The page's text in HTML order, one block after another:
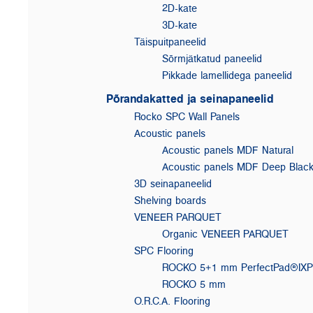
2D-kate
3D-kate
Täispuitpaneelid
Sõrmjätkatud paneelid
Pikkade lamellidega paneelid
Põrandakatted ja seinapaneelid
Rocko SPC Wall Panels
Acoustic panels
Acoustic panels MDF Natural
Acoustic panels MDF Deep Black
3D seinapaneelid
Shelving boards
VENEER PARQUET
Organic VENEER PARQUET
SPC Flooring
ROCKO 5+1 mm
ROCKO 5 mm
O.R.C.A. Flooring